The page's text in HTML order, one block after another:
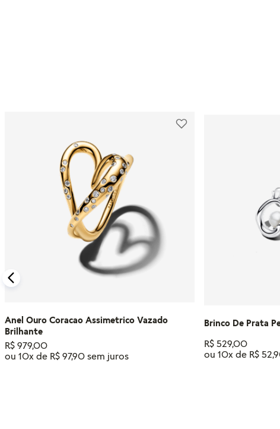
Anel Ouro Coracao Assimetrico Vazado
Brilhante
R$ 979,00
ou 10x de R$ 97,90
Brinco De Prata
R$ 529,00
ou 10x de R$ 52,